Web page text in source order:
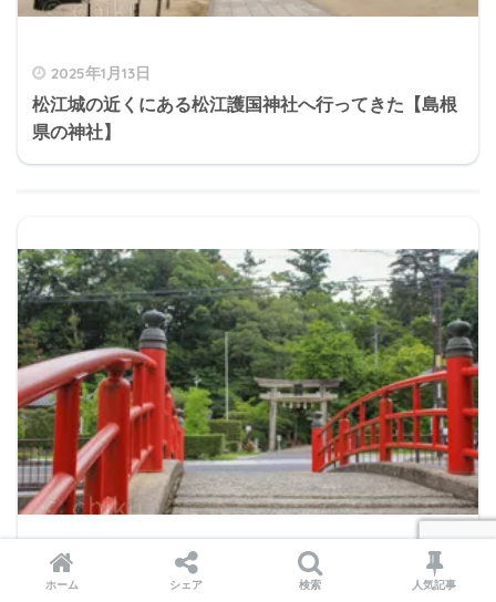
2025年1月13日
松江城の近くにある松江護国神社へ行ってきた【島根
県の神社】
2025年1月15日
ホーム シェア 検索 人気記事